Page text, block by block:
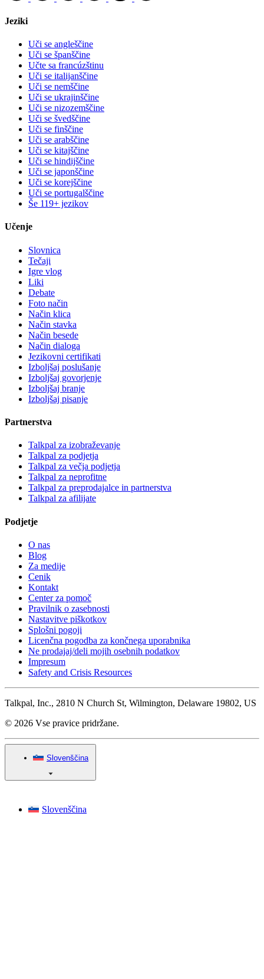
Jeziki
Uči se angleščine
Uči se španščine
Učte sa francúzštinu
Uči se italijanščine
Uči se nemščine
Uči se ukrajinščine
Uči se nizozemščine
Uči se švedščine
Uči se finščine
Uči se arabščine
Uči se kitajščine
Uči se hindijščine
Uči se japonščine
Uči se korejščine
Uči se portugalščine
Še 119+ jezikov
Učenje
Slovnica
Tečaji
Igre vlog
Liki
Debate
Foto način
Način klica
Način stavka
Način besede
Način dialoga
Jezikovni certifikati
Izboljšaj poslušanje
Izboljšaj govorjenje
Izboljšaj branje
Izboljšaj pisanje
Partnerstva
Talkpal za izobraževanje
Talkpal za podjetja
Talkpal za večja podjetja
Talkpal za neprofitne
Talkpal za preprodajalce in partnerstva
Talkpal za afilijate
Podjetje
O nas
Blog
Za medije
Cenik
Kontakt
Center za pomoč
Pravilnik o zasebnosti
Nastavitve piškotkov
Splošni pogoji
Licenčna pogodba za končnega uporabnika
Ne prodajaj/deli mojih osebnih podatkov
Impresum
Safety and Crisis Resources
Talkpal, Inc., 2810 N Church St, Wilmington, Delaware 19802, US
© 2026 Vse pravice pridržane.
Slovenščina
Slovenščina